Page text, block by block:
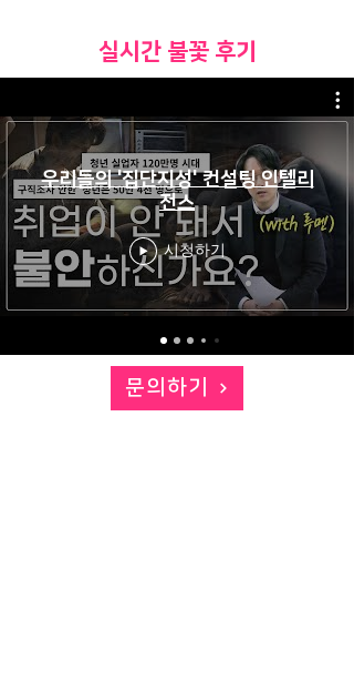
​실시간 불꽃 후기
우리들의 '집단지성' 컨설팅 인텔리
전스
시청하기
문의하기